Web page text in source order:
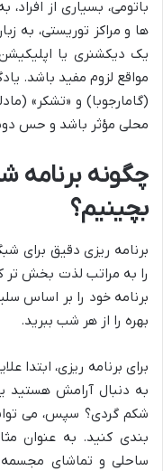
باتومی، بسیاری از افراد،
ها و مراکز توریستی، به
یک دیکشنری یا
مواقع لزوم مفید باشد.
(گامارجوبا) و «تشکر»
محلی مؤثر باشد و حس
چگونه برنامه
بچینیم؟
برنامه ریزی دقیق برای
را به مراتب لذت بخش تر
برنامه خود را بر اساس
بهره را از هر شب ببرید.
برای برنامه ریزی، ابتدا
به دنبال آرامش هستید
شکم گردی؟ سپس، می
بندی کنید. به عنوان
ساحلی و تماشای مجسمه